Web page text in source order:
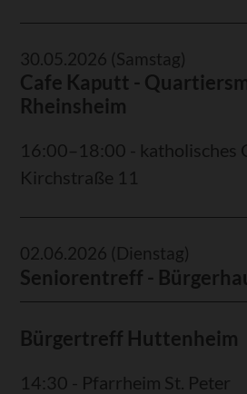
30.05.2026 (Samstag)
Cafe Kaputt -
Rheinsheim
16:00–18:00 - katholisches
Kirchstraße 11
02.06.2026 (Dienstag)
Seniorentreff -
Bürgertreff Huttenheim
14:30 - Pfarrheim St. Peter